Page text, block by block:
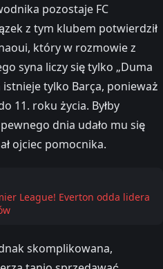
pozostaje FC
z tym klubem potwierdził
który w rozmowie z
syna liczy się tylko „Duma
istnieje tylko Barça, ponieważ
11. roku życia. Byłby
dnia udało mu się
ojciec pomocnika.
League! Everton odda lidera
skomplikowana,